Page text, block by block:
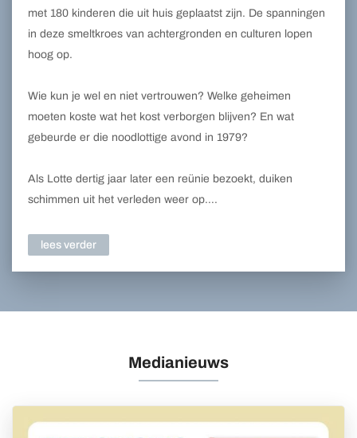
met 180 kinderen die uit huis geplaatst zijn. De spanningen
in deze smeltkroes van achtergronden en culturen lopen
hoog op.
Wie kun je wel en niet vertrouwen? Welke geheimen
moeten koste wat het kost verborgen blijven? En wat
gebeurde er die noodlottige avond in 1979?
Als Lotte dertig jaar later een reünie bezoekt, duiken
schimmen uit het verleden weer op….
lees verder
Medianieuws